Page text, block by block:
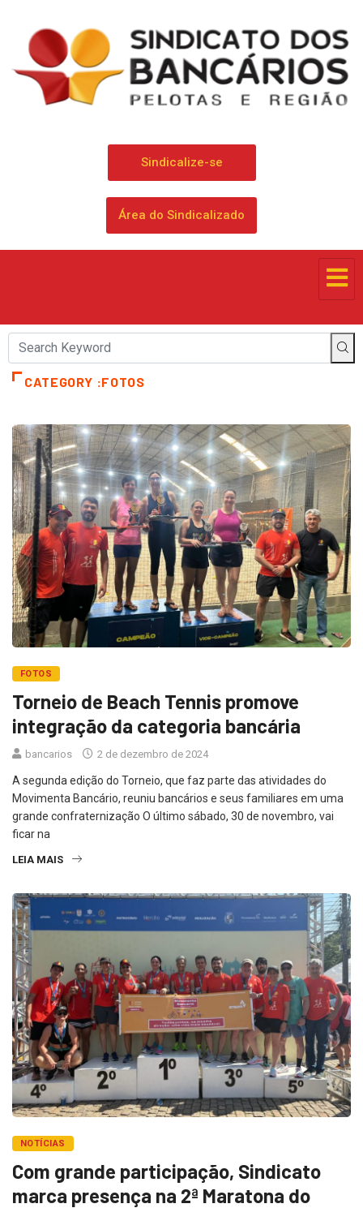
Sindicalize-se
Área do Sindicalizado
CATEGORY :FOTOS
FOTOS
Torneio de Beach Tennis promove
integração da categoria bancária
bancarios 2 de dezembro de 2024
A segunda edição do Torneio, que faz parte das atividades do
Movimenta Bancário, reuniu bancários e seus familiares em uma
grande confraternização O último sábado, 30 de novembro, vai
ficar na
LEIA MAIS
NOTÍCIAS
Com grande participação, Sindicato
marca presença na 2ª Maratona do